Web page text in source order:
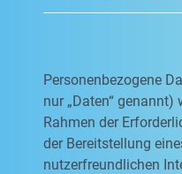
Personenbezogene
nur „Daten“
Rahmen der
der Bereitstellung
nutzerfreundlichen